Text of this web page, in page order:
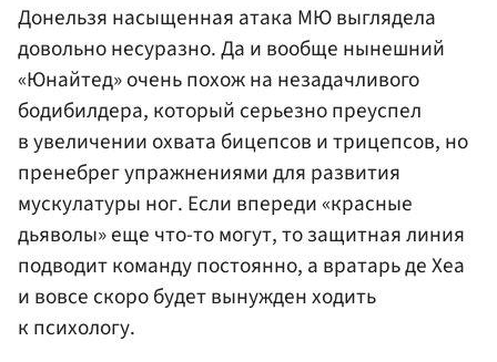
Донельзя насыщенная атака МЮ выглядела
довольно несуразно. Да и вообще нынешний
«Юнайтед» очень похож на незадачливого
бодибилдера, который серьезно преуспел
в увеличении охвата бицепсов и трицепсов, но
пренебрег упражнениями для развития
мускулатуры ног. Если впереди «красные
дьяволы» еще что-то могут, то защитная линия
подводит команду постоянно, а вратарь де Хеа
и вовсе скоро будет вынужден ходить
к психологу.